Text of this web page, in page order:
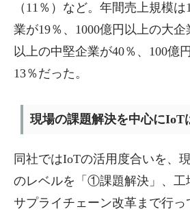
（11％）など。年間売上規模
業が19％、1000億円以上の大企
以上の中堅企業が40％、100億
13％だった。
現場の課題解決を中心にIoT
同社ではIoTの活用度合いを、
のレベルを「①課題解決」、工
サプライチェーン改革まで行っ